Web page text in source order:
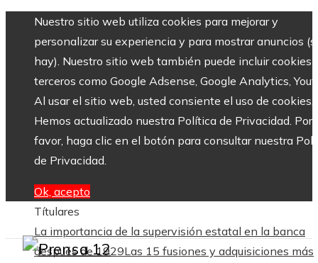
Nuestro sitio web utiliza cookies para mejorar y
personalizar su experiencia y para mostrar anuncios
hay). Nuestro sitio web también puede incluir cookies
terceros como Google Adsense, Google Analytics,
Al usar el sitio web, usted consiente el uso de cookies.
Hemos actualizado nuestra Política de Privacidad. Por
favor, haga clic en el botón para consultar nuestra
de Privacidad.
Ok, acepto
Títulares
La importancia de la supervisión estatal en la banca
después de 1929Las 15 fusiones y adquisiciones más